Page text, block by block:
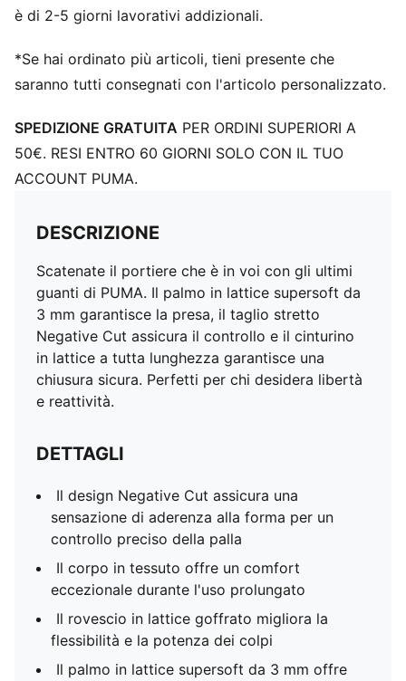
è di 2-5 giorni lavorativi addizionali.
*Se hai ordinato più articoli, tieni presente che
saranno tutti consegnati con l'articolo personalizzato.
SPEDIZIONE GRATUITA PER ORDINI SUPERIORI A
50€. RESI ENTRO 60 GIORNI SOLO CON IL TUO
ACCOUNT PUMA.
DESCRIZIONE
Scatenate il portiere che è in voi con gli ultimi
guanti di PUMA. Il palmo in lattice supersoft da
3 mm garantisce la presa, il taglio stretto
Negative Cut assicura il controllo e il cinturino
in lattice a tutta lunghezza garantisce una
chiusura sicura. Perfetti per chi desidera libertà
e reattività.
DETTAGLI
Il design Negative Cut assicura una
sensazione di aderenza alla forma per un
controllo preciso della palla
Il corpo in tessuto offre un comfort
eccezionale durante l'uso prolungato
Il rovescio in lattice goffrato migliora la
flessibilità e la potenza dei colpi
Il palmo in lattice supersoft da 3 mm offre